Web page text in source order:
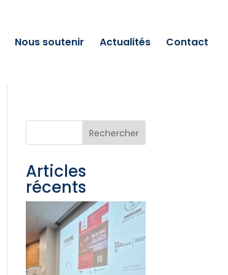
Nous soutenir Actualités Contact
Rechercher
Articles
récents